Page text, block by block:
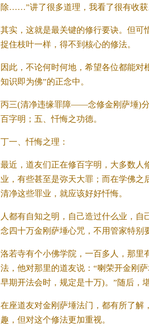
除……”讲了很多道理，我看了很有收获
其实，这就是最关键的修行要诀。但可
捉住枝叶一样，得不到核心的修法。
因此，不论何时何地，希望各位都能
知识即为佛”的正念中。
丙三(清净违缘罪障——念修金刚萨埵)
百字明；五、忏悔之功德。
丁一、忏悔之理：
最近，道友们正在修百字明，大多数人
业，有些甚至是弥天大罪；而在学佛之
清净这些罪业，就应该好好忏悔。
人都有自知之明，自己造过什么业，
念四十万金刚萨埵心咒，不用管家特别
洛若寺有个小佛学院，一百多人，那里
法，他对那里的道友说：“喇荣开金刚
早期开法会时，规定是十万)。”随后，
在座道友对金刚萨埵法门，都有所了解
趣，但对这个修法更加重视。